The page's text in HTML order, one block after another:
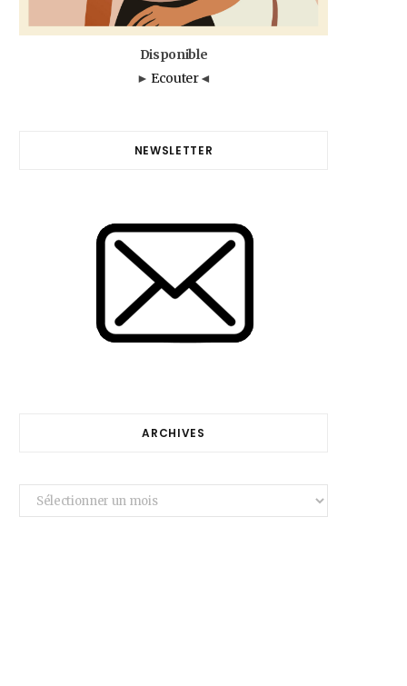
Disponible
►Ecouter◄
NEWSLETTER
ARCHIVES
Archives